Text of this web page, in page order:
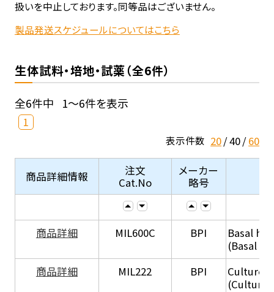
扱いを中止しております。同等品はございません。
製品発送スケジュールについてはこちら
生体試料・培地・試薬（全6件）
全6件中 1～6件を表示
1
表示件数 20 40 60
商品詳細情報
注文
Cat.No
メーカー
略号
商品詳細 MIL600C BPI
Basal
(Basal
商品詳細
MIL222 BPI
Culture
(Culture